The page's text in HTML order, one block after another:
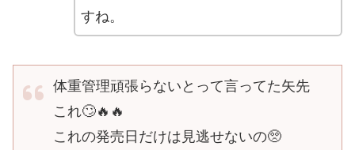
すね。
体重管理頑張らないとって言ってた矢先
これ🙄🔥🔥
これの発売日だけは見逃せないの🥺